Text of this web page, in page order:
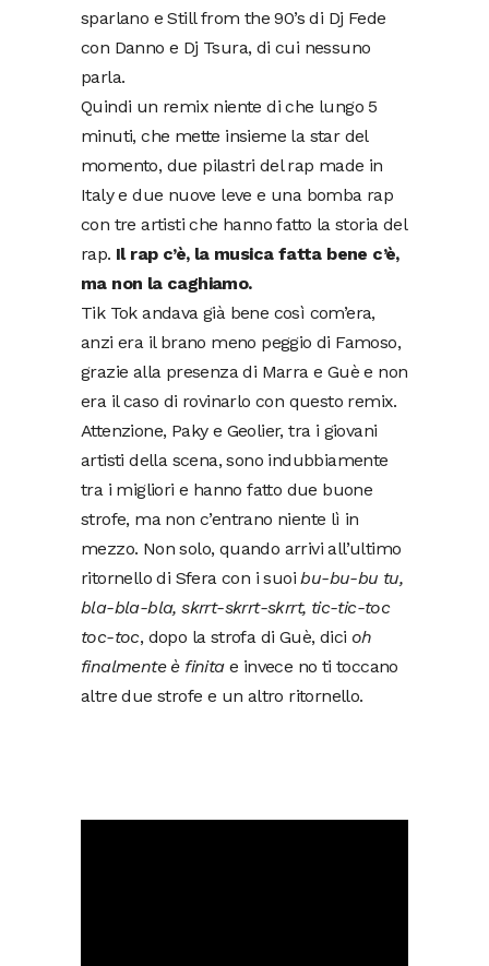
sparlano e Still from the 90’s di Dj Fede
con Danno e Dj Tsura, di cui nessuno
parla.
Quindi un remix niente di che lungo 5
minuti, che mette insieme la star del
momento, due pilastri del rap made in
Italy e due nuove leve e una bomba rap
con tre artisti che hanno fatto la storia del
rap. Il rap c’è, la musica fatta bene c’è,
ma non la caghiamo.
Tik Tok andava già bene così com’era,
anzi era il brano meno peggio di Famoso,
grazie alla presenza di Marra e Guè e non
era il caso di rovinarlo con questo remix.
Attenzione, Paky e Geolier, tra i giovani
artisti della scena, sono indubbiamente
tra i migliori e hanno fatto due buone
strofe, ma non c’entrano niente lì in
mezzo. Non solo, quando arrivi all’ultimo
ritornello di Sfera con i suoibu-bu-bu tu,
bla-bla-bla, skrrt-skrrt-skrrt, tic-tic-toc
toc-toc, dopo la strofa di Guè, dici oh
finalmente è finitae invece no ti toccano
altre due strofe e un altro ritornello.